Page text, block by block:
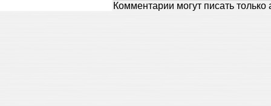
Комментарии могут писать